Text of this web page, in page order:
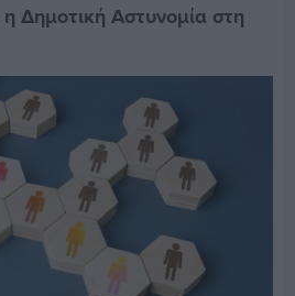
Δημοτική Αστυνομία στη